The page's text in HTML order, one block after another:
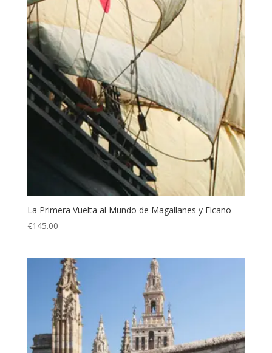
La Primera Vuelta al Mundo de Magallanes y Elcano
€145.00